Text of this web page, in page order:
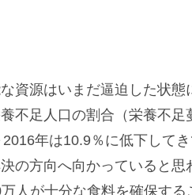
資源はいまだ逼迫した状
不足人口の割合（栄養不
年は10.9％に低下して
の方向へ向かっていると思
人が十分な食料を確保す